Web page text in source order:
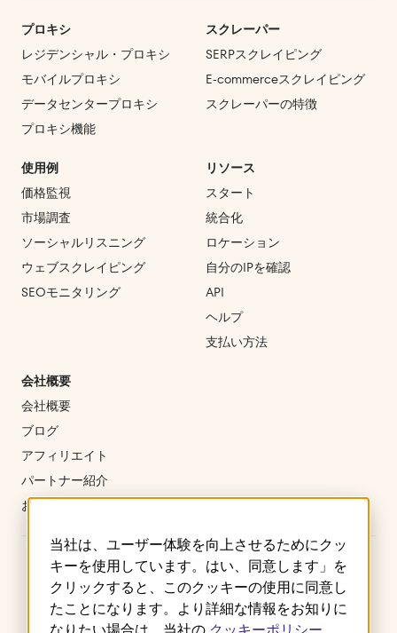
当社は、ユーザー体験を向上させるためにクッ
キーを使用しています。はい、同意します」を
クリックすると、このクッキーの使用に同意し
たことになります。より詳細な情報をお知りに
プロキシ
レジデンシャル・プロキシ
モバイルプロキシ
データセンタープロキシ
プロキシ機能
スクレーパー
SERPスクレイピング
E‑commerceスクレイピング
スクレーパーの特徴
使用例
価格監視
市場調査
ソーシャルリスニング
ウェブスクレイピング
SEOモニタリング
リソース
スタート
統合化
ロケーション
自分のIPを確認
API
ヘルプ
支払い方法
会社概要
会社概要
ブログ
アフィリエイト
パートナー紹介
お問い合わせ
ご利用規約 プライバシーポリシー
クッキー
返金・キャンセルポリシー
サービスレベルアグリーメント